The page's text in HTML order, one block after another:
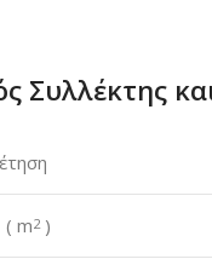
Συλλέκτης
( m2)